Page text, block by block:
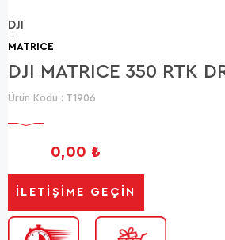
DJI
-
MATRICE
DJI MATRICE 350 RTK
Ürün Kodu : T1906
0,00 ₺
İLETIŞIME GEÇIN